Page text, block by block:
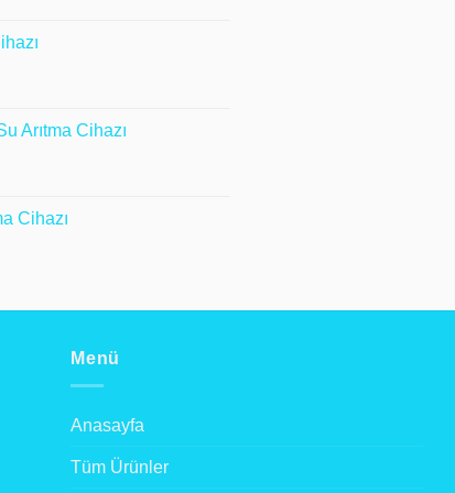
₺.
₺.
Arıtma Cihazı
₺.
Cihazı
Menü
Anasayfa
Tüm Ürünler